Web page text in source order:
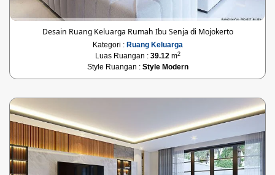
Desain Ruang Keluarga Rumah Ibu Senja di Mojokerto
Kategori : Ruang Keluarga
Luas Ruangan : 39.12m2
Style Ruangan : Style Modern